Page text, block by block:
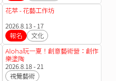
花萃 - 花藝工作坊
2026.8.13 - 17
報名
文化
Aloha玩一夏！創意藝術營：創作
樂塗陶
2026.8.18 - 21
視覺藝術